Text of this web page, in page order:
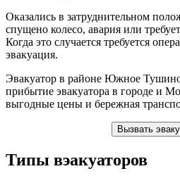
Оказались в затруднительном
спущено колесо, авария или
Когда это случается требуется
эвакуация.
Эвакуатор в районе Южное
прибытие эвакуатора в городе и
выгодные цены и бережная
Вызвать
Типы вэакуаторов